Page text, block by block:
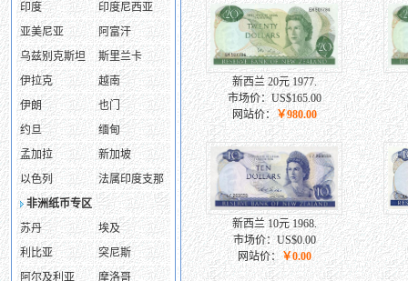
印度
印度尼西亚
亚美尼亚
阿富汗
乌兹别克斯坦
斯里兰卡
伊拉克
越南
伊朗
也门
约旦
缅甸
孟加拉
新加坡
以色列
法属印度支那
非洲纸币专区
苏丹
埃及
利比亚
突尼斯
阿尔及利亚
摩洛哥
新西兰 20元 1977.
市场价：US$165.00
网站价：￥980.00
新西兰 10元 1968.
市场价：US$0.00
网站价： ￥0.00